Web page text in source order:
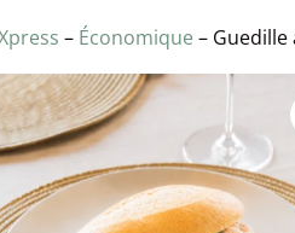
– Économique – Guedille